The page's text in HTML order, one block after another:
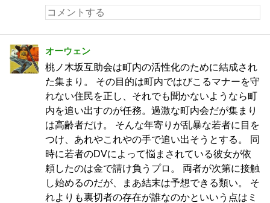
オーウェン
桃ノ木坂互助会は町内の活性化のために結成され
た集まり。 その目的は町内ではびこるマナーを守
れない住民を正し、それでも聞かないようなら町
内を追い出すのが任務。過激な町内会だが集まり
は高齢者だけ。 そんな年寄りが乱暴な若者に目を
つけ、あれやこれやの手で追い出そうとする。 同
時に若者のDVによって悩まされている彼女が依
頼したのは金で請け負うプロ。 両者が次第に接触
し始めるのだが、まあ結末は予想できる類い。 そ
れよりも裏切者の存在が誰なのかといいう点はミ